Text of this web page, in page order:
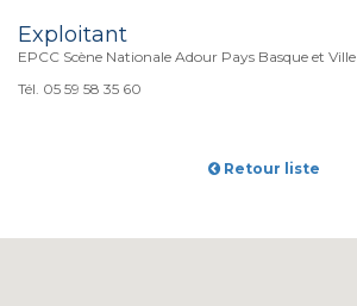
Exploitant
EPCC Scène Nationale Adour Pays Basque et Ville
Tél. 05 59 58 35 60
Retour liste